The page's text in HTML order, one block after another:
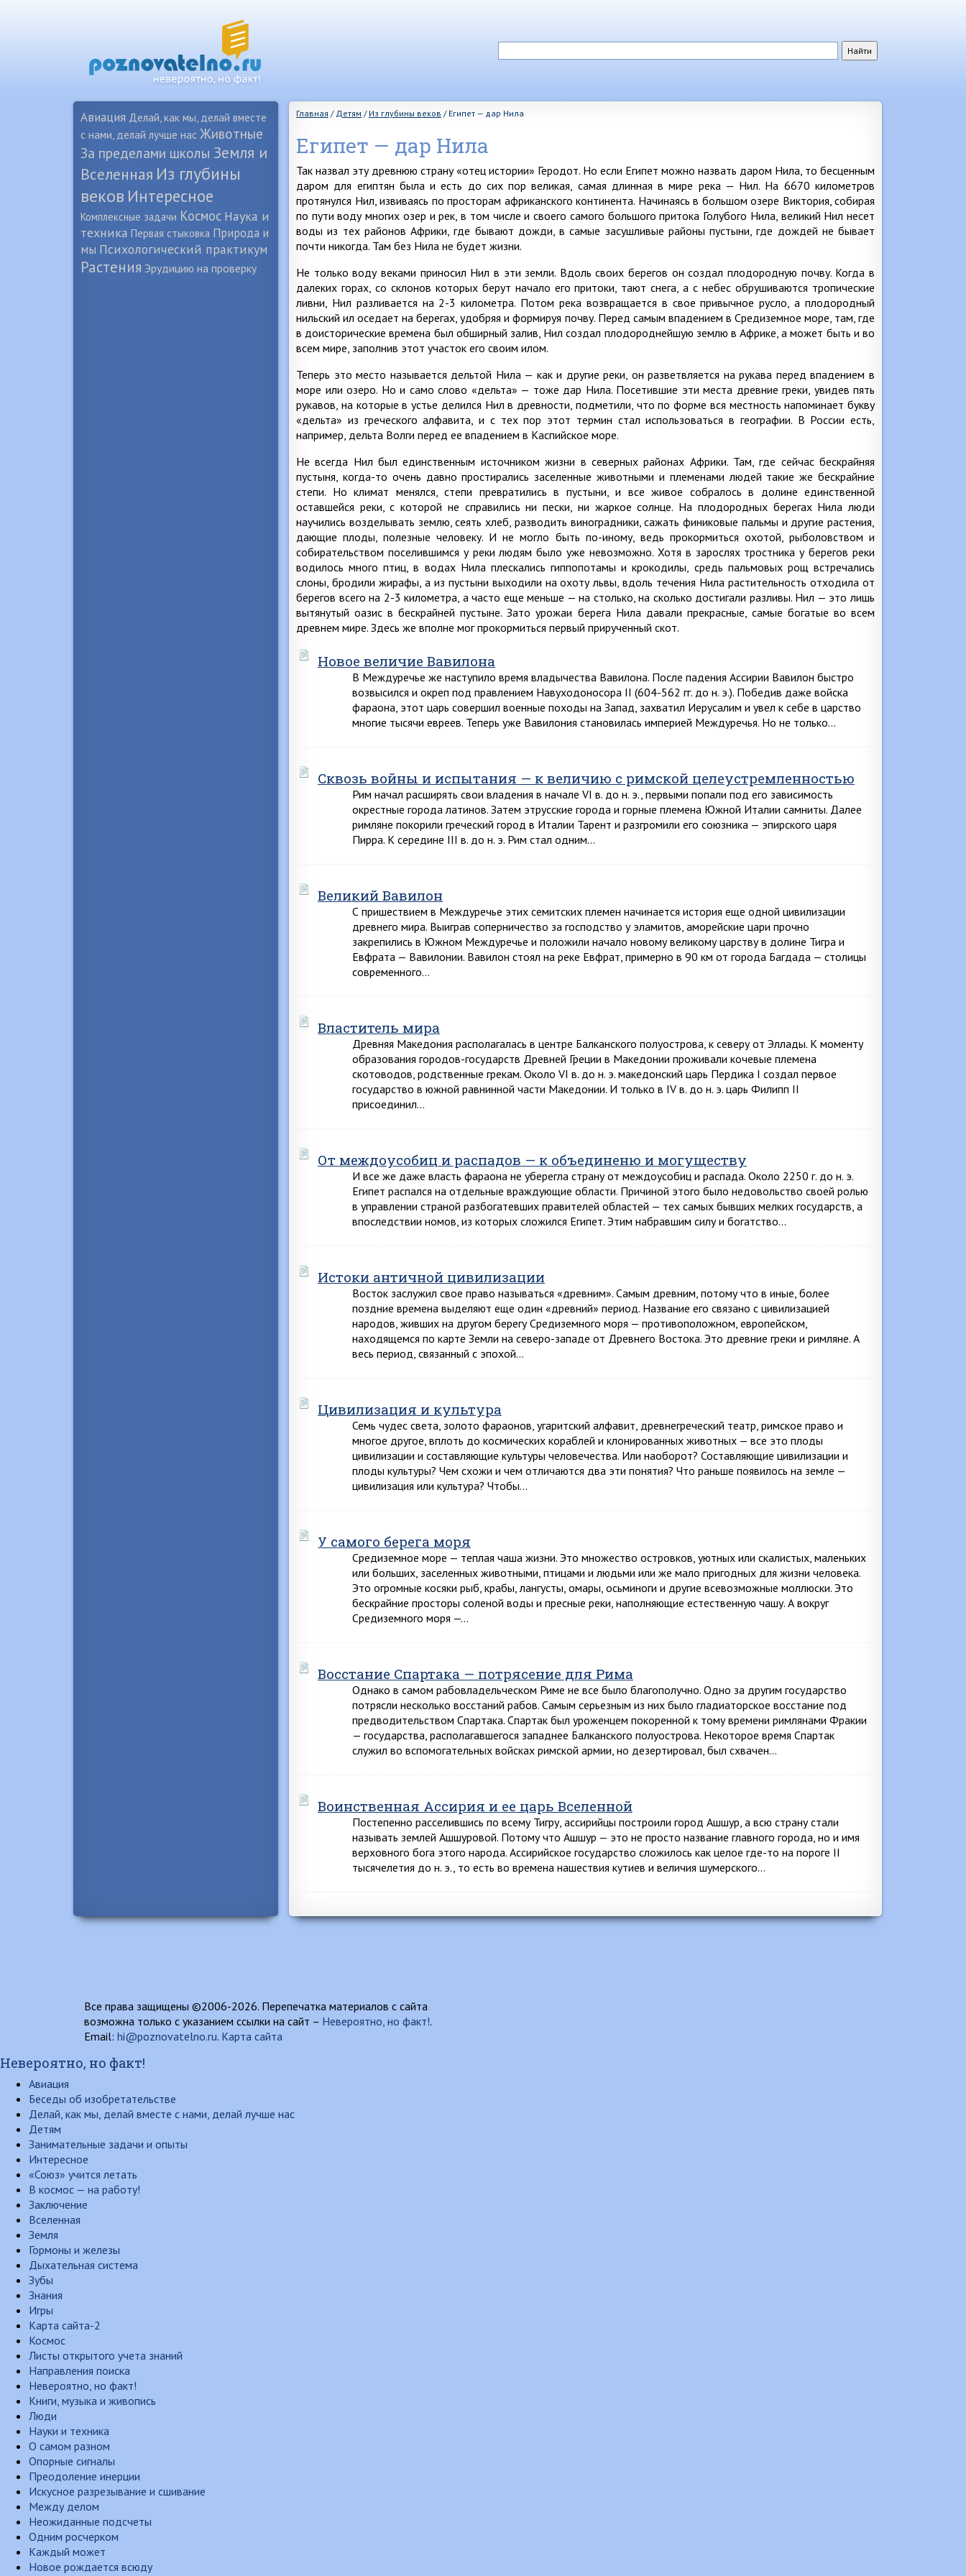
Авиация Делай, как мы, делай вместе
с нами, делай лучше нас Животные
За пределами школы Земля и
Вселенная Из глубины
веков Интересное
Комплексные задачи Космос Наука и
техника Первая стыковка Природа и
мы Психологический практикум
Растения Эрудицию на проверку
Главная / Детям / Из глубины веков / Египет — дар Нила
Египет — дар Нила
Так назвал эту древнюю страну «отец истории» Геродот. Но если Египет можно назвать даром Нила, то бесценным
даром для египтян была и есть до сих пор великая, самая длинная в мире река — Нил. На 6670 километров
протянулся Нил, извиваясь по просторам африканского континента. Начинаясь в большом озере Виктория, собирая
по пути воду многих озер и рек, в том числе и своего самого большого притока Голубого Нила, великий Нил несет
воды из тех районов Африки, где бывают дожди, в самые засушливые районы пустыни, где дождей не бывает
почти никогда. Там без Нила не будет жизни.
Не только воду веками приносил Нил в эти земли. Вдоль своих берегов он создал плодородную почву. Когда в
далеких горах, со склонов которых берут начало его притоки, тают снега, а с небес обрушиваются тропические
ливни, Нил разливается на 2-3 километра. Потом река возвращается в свое привычное русло, а плодородный
нильский ил оседает на берегах, удобряя и формируя почву. Перед самым впадением в Средиземное море, там, где
в доисторические времена был обширный залив, Нил создал плодороднейшую землю в Африке, а может быть и во
всем мире, заполнив этот участок его своим илом.
Теперь это место называется дельтой Нила — как и другие реки, он разветвляется на рукава перед впадением в
море или озеро. Но и само слово «дельта» — тоже дар Нила. Посетившие эти места древние греки, увидев пять
рукавов, на которые в устье делился Нил в древности, подметили, что по форме вся местность напоминает букву
«дельта» из греческого алфавита, и с тех пор этот термин стал использоваться в географии. В России есть,
например, дельта Волги перед ее впадением в Каспийское море.
Не всегда Нил был единственным источником жизни в северных районах Африки. Там, где сейчас бескрайняя
пустыня, когда-то очень давно простирались заселенные животными и племенами людей такие же бескрайние
степи. Но климат менялся, степи превратились в пустыни, и все живое собралось в долине единственной
оставшейся реки, с которой не справились ни пески, ни жаркое солнце. На плодородных берегах Нила люди
научились возделывать землю, сеять хлеб, разводить виноградники, сажать финиковые пальмы и другие растения,
дающие плоды, полезные человеку. И не могло быть по-иному, ведь прокормиться охотой, рыболовством и
собирательством поселившимся у реки людям было уже невозможно. Хотя в зарослях тростника у берегов реки
водилось много птиц, в водах Нила плескались гиппопотамы и крокодилы, средь пальмовых рощ встречались
слоны, бродили жирафы, а из пустыни выходили на охоту львы, вдоль течения Нила растительность отходила от
берегов всего на 2-3 километра, а часто еще меньше — на столько, на сколько достигали разливы. Нил — это лишь
вытянутый оазис в бескрайней пустыне. Зато урожаи берега Нила давали прекрасные, самые богатые во всем
древнем мире. Здесь же вполне мог прокормиться первый прирученный скот.
Новое величие Вавилона
В Междуречье же наступило время владычества Вавилона. После падения Ассирии Вавилон быстро
возвысился и окреп под правлением Навуходоносора II (604-562 гг. до н. э.). Победив даже войска
фараона, этот царь совершил военные походы на Запад, захватил Иерусалим и увел к себе в царство
многие тысячи евреев. Теперь уже Вавилония становилась империей Междуречья. Но не только…
Сквозь войны и испытания — к величию с римской целеустремленностью
Рим начал расширять свои владения в начале VI в. до н. э., первыми попали под его зависимость
окрестные города латинов. Затем этрусские города и горные племена Южной Италии самниты. Далее
римляне покорили греческий город в Италии Тарент и разгромили его союзника — эпирского царя
Пирра. К середине III в. до н. э. Рим стал одним…
Великий Вавилон
С пришествием в Междуречье этих семитских племен начинается история еще одной цивилизации
древнего мира. Выиграв соперничество за господство у эламитов, аморейские цари прочно
закрепились в Южном Междуречье и положили начало новому великому царству в долине Тигра и
Евфрата — Вавилонии. Вавилон стоял на реке Евфрат, примерно в 90 км от города Багдада — столицы
современного…
Властитель мира
Древняя Македония располагалась в центре Балканского полуострова, к северу от Эллады. К моменту
образования городов-государств Древней Греции в Македонии проживали кочевые племена
скотоводов, родственные грекам. Около VI в. до н. э. македонский царь Пердика I создал первое
государство в южной равнинной части Македонии. И только в IV в. до н. э. царь Филипп II
присоединил…
От междоусобиц и распадов — к объединеню и могуществу
И все же даже власть фараона не уберегла страну от междоусобиц и распада. Около 2250 г. до н. э.
Египет распался на отдельные враждующие области. Причиной этого было недовольство своей ролью
в управлении страной разбогатевших правителей областей — тех самых бывших мелких государств, а
впоследствии номов, из которых сложился Египет. Этим набравшим силу и богатство…
Истоки античной цивилизации
Восток заслужил свое право называться «древним». Самым древним, потому что в иные, более
поздние времена выделяют еще один «древний» период. Название его связано с цивилизацией
народов, живших на другом берегу Средиземного моря — противоположном, европейском,
находящемся по карте Земли на северо-западе от Древнего Востока. Это древние греки и римляне. А
весь период, связанный с эпохой…
Цивилизация и культура
Семь чудес света, золото фараонов, угаритский алфавит, древнегреческий театр, римское право и
многое другое, вплоть до космических кораблей и клонированных животных — все это плоды
цивилизации и составляющие культуры человечества. Или наоборот? Составляющие цивилизации и
плоды культуры? Чем схожи и чем отличаются два эти понятия? Что раньше появилось на земле —
цивилизация или культура? Чтобы…
У самого берега моря
Средиземное море — теплая чаша жизни. Это множество островков, уютных или скалистых, маленьких
или больших, заселенных животными, птицами и людьми или же мало пригодных для жизни человека.
Это огромные косяки рыб, крабы, лангусты, омары, осьминоги и другие всевозможные моллюски. Это
бескрайние просторы соленой воды и пресные реки, наполняющие естественную чашу. А вокруг
Средиземного моря —…
Восстание Спартака — потрясение для Рима
Однако в самом рабовладельческом Риме не все было благополучно. Одно за другим государство
потрясли несколько восстаний рабов. Самым серьезным из них было гладиаторское восстание под
предводительством Спартака. Спартак был уроженцем покоренной к тому времени римлянами Фракии
— государства, располагавшегося западнее Балканского полуострова. Некоторое время Спартак
служил во вспомогательных войсках римской армии, но дезертировал, был схвачен…
Воинственная Ассирия и ее царь Вселенной
Постепенно расселившись по всему Тигру, ассирийцы построили город Ашшур, а всю страну стали
называть землей Ашшуровой. Потому что Ашшур — это не просто название главного города, но и имя
верховного бога этого народа. Ассирийское государство сложилось как целое где-то на пороге II
тысячелетия до н. э., то есть во времена нашествия кутиев и величия шумерского…
Все права защищены ©2006-2026. Перепечатка материалов с сайта
возможна только с указанием ссылки на сайт – Невероятно, но факт!.
Email: hi@poznovatelno.ru. Карта сайта
Невероятно, но факт!
Авиация
Беседы об изобретательстве
Делай, как мы, делай вместе с нами, делай лучше нас
Детям
Занимательные задачи и опыты
Интересное
«Союз» учится летать
В космос — на работу!
Заключение
Вселенная
Земля
Гормоны и железы
Дыхательная система
Зубы
Знания
Игры
Карта сайта-2
Космос
Листы открытого учета знаний
Направления поиска
Невероятно, но факт!
Книги, музыка и живопись
Люди
Науки и техника
О самом разном
Опорные сигналы
Преодоление инерции
Искусное разрезывание и сшивание
Между делом
Неожиданные подсчеты
Одним росчерком
Каждый может
Новое рождается всюду